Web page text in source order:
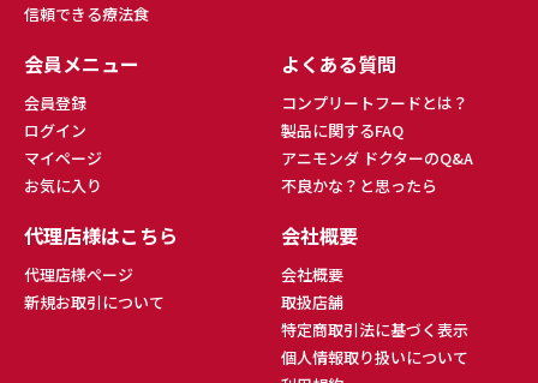
信頼できる療法食
会員メニュー
会員登録
ログイン
マイページ
お気に入り
よくある質問
コンプリートフードとは？
製品に関するFAQ
アニモンダ ドクターのQ&A
不良かな？と思ったら
代理店様はこちら
代理店様ページ
新規お取引について
会社概要
会社概要
取扱店舗
特定商取引法に基づく表示
個人情報取り扱いについて